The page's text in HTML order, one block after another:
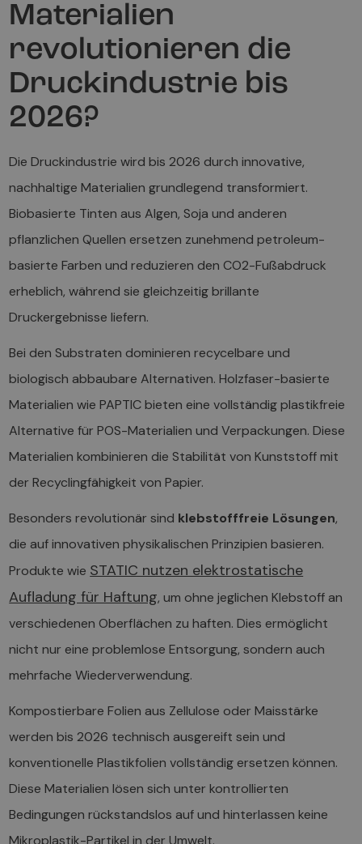
Materialien
revolutionieren die
Druckindustrie bis
2026?
Die Druckindustrie wird bis 2026 durch innovative,
nachhaltige Materialien grundlegend transformiert.
Biobasierte Tinten aus Algen, Soja und anderen
pflanzlichen Quellen ersetzen zunehmend petroleum-
basierte Farben und reduzieren den CO2-Fußabdruck
erheblich, während sie gleichzeitig brillante
Druckergebnisse liefern.
Bei den Substraten dominieren recycelbare und
biologisch abbaubare Alternativen. Holzfaser-basierte
Materialien wie PAPTIC bieten eine vollständig plastikfreie
Alternative für POS-Materialien und Verpackungen. Diese
Materialien kombinieren die Stabilität von Kunststoff mit
der Recyclingfähigkeit von Papier.
Besonders revolutionär sind klebstofffreie Lösungen,
die auf innovativen physikalischen Prinzipien basieren.
Produkte wie STATIC nutzen elektrostatische
Aufladung für Haftung, um ohne jeglichen Klebstoff an
verschiedenen Oberflächen zu haften. Dies ermöglicht
nicht nur eine problemlose Entsorgung, sondern auch
mehrfache Wiederverwendung.
Kompostierbare Folien aus Zellulose oder Maisstärke
werden bis 2026 technisch ausgereift sein und
konventionelle Plastikfolien vollständig ersetzen können.
Diese Materialien lösen sich unter kontrollierten
Bedingungen rückstandslos auf und hinterlassen keine
Mikroplastik-Partikel in der Umwelt.